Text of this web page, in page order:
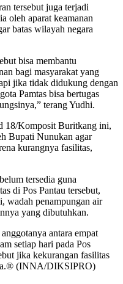
tersebut juga terjadi
oleh aparat keamanan
batas wilayah negara
bisa membantu
bagi masyarakat yang
jika tidak didukung dengan
Pamtas bisa bertugas
terang Yudhi.
18/Komposit Buritkang ini,
Bupati Nunukan agar
kurangnya fasilitas,
tersedia guna
di Pos Pantau tersebut,
wadah penampungan air
yang dibutuhkan.
antara empat
setiap hari pada Pos
jika kekurangan fasilitas
(INNA/DIKSIPRO)